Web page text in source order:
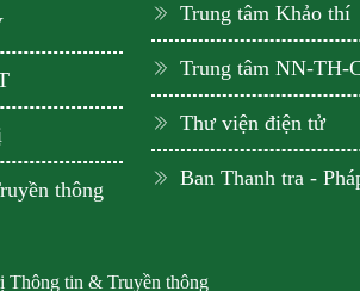
thông
Trung tâm Khảo thí
Trung tâm NN-TH-
Thư viện điện tử
Ban Thanh tra -
Thông tin & Truyền thông